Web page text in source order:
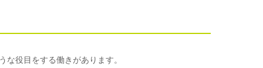
役目をする働きがあります。